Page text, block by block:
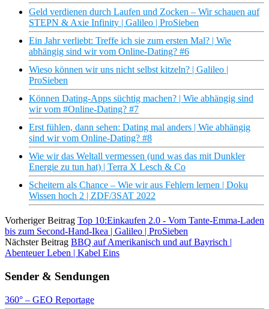
Geld verdienen durch Laufen und Zocken – Wir schauen auf
STEPN & Axie Infinity | Galileo | ProSieben
Ein Jahr verliebt: Treffe ich sie zum ersten Mal? | Wie
abhängig sind wir vom Online-Dating? #6
Wieso können wir uns nicht selbst kitzeln? | Galileo |
ProSieben
Können Dating-Apps süchtig machen? | Wie abhängig sind
wir vom #Online-Dating? #7
Erst fühlen, dann sehen: Dating mal anders | Wie abhängig
sind wir vom Online-Dating? #8
Wie wir das Weltall vermessen (und was das mit Dunkler
Energie zu tun hat) | Terra X Lesch & Co
Scheitern als Chance – Wie wir aus Fehlern lernen | Doku
Wissen hoch 2 | ZDF/3SAT 2022
Vorheriger Beitrag Top 10:Einkaufen 2.0 - Vom Tante-Emma-Laden
bis zum Second-Hand-Ikea | Galileo | ProSieben
Nächster Beitrag BBQ auf Amerikanisch und auf Bayrisch |
Abenteuer Leben | Kabel Eins
Sender & Sendungen
360° – GEO Reportage